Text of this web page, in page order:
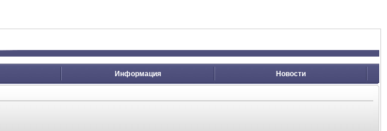
Информация Новости